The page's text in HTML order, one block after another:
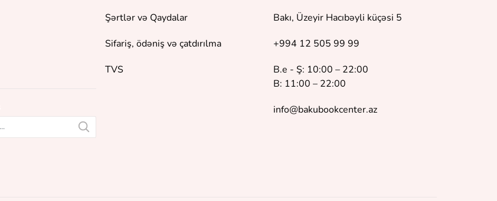
Şərtlər və Qaydalar
Sifariş, ödəniş və çatdırılma
TVS
Bakı, Üzeyir Hacıbəyli küçəsi 5
+994 12 505 99 99
B.e - Ş: 10:00 – 22:00
B: 11:00 – 22:00
info@bakubookcenter.az